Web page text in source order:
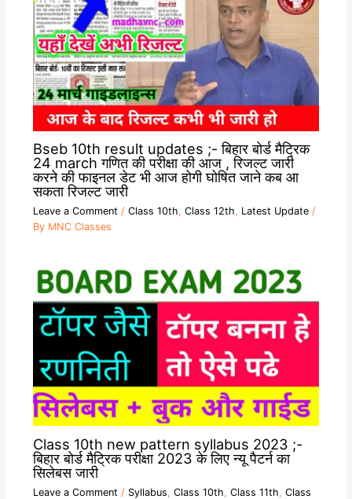
Bseb 10th result updates ;- बिहार बोर्ड मैट्रिक
24 march गणित की परीक्षा की आज , रिजल्ट जारी
करने की फाइनल डेट भी आज होगी घोषित जाने कब आ
सकता रिजल्ट जारी
Leave a Comment / Class 10th, Class 12th, Latest Update/
By MNC Classes
Class 10th new pattern syllabus 2023 ;-
बिहार बोर्ड मैट्रिक परीक्षा 2023 के लिए न्यू पैटर्न का
सिलेबस जारी
Leave a Comment / Syllabus, Class 10th, Class 11th, Class